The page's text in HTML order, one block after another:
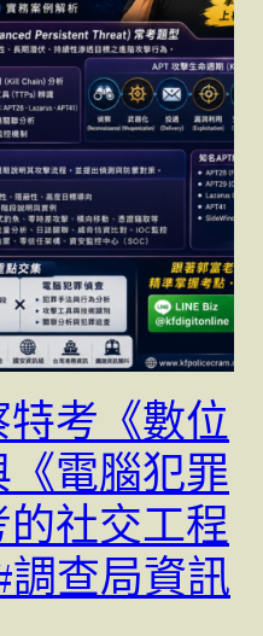
考《數位
電腦犯罪
社交工程
調查局資訊